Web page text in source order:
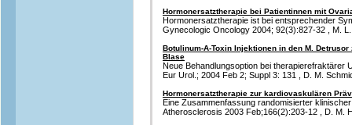
Hormonersatztherapie bei Patientinnen mit
Hormonersatztherapie ist bei entsprechender
Gynecologic Oncology 2004; 92(3):827-32 , M.
Botulinum-A-Toxin Injektionen in den M.
Blase
Neue Behandlungsoption bei therapierefraktärer
Eur Urol.; 2004 Feb 2; Suppl 3: 131 , D. M.
Hormonersatztherapie zur kardiovaskulären
Eine Zusammenfassung randomisierter
Atherosclerosis 2003 Feb;166(2):203-12 , D. M.